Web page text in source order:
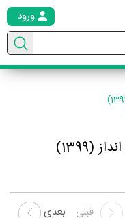
ورود
(1399)
بعدی قبلی